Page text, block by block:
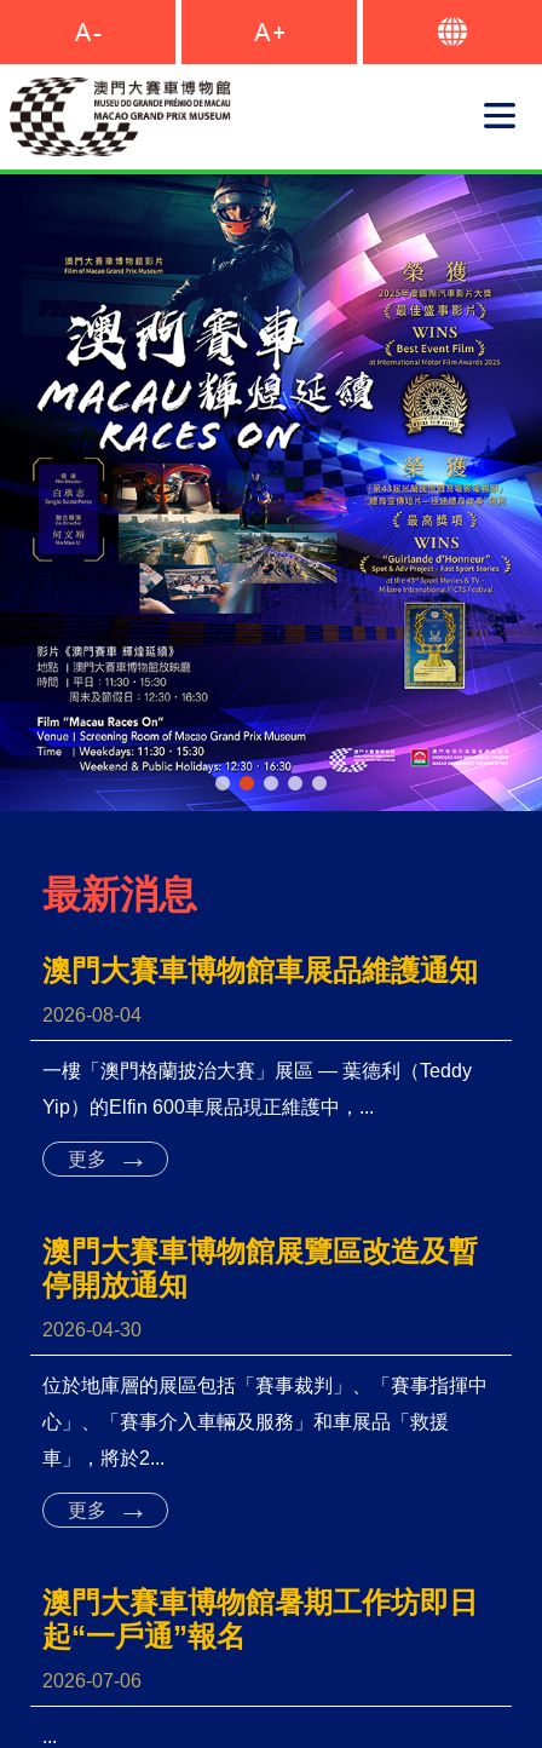
最新消息
澳門大賽車博物館車展品維護通知
2026-08-04
一樓「澳門格蘭披治大賽」展區 — 葉德利（Teddy
Yip）的Elfin 600車展品現正維護中，...
更多
澳門大賽車博物館展覽區改造及暫
停開放通知
2026-04-30
位於地庫層的展區包括「賽事裁判」、「賽事指揮中
心」、「賽事介入車輛及服務」和車展品「救援
車」，將於2...
更多
澳門大賽車博物館暑期工作坊即日
起“一戶通”報名
2026-07-06
...